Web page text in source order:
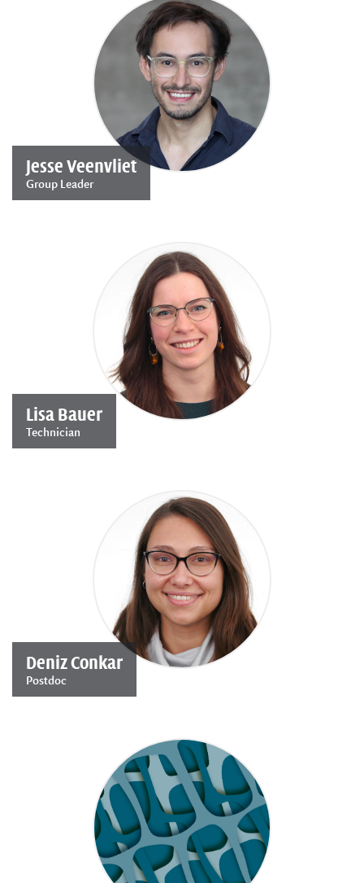
Jesse Veenvliet
Group Leader
Lisa Bauer
Technician
Deniz Conkar
Postdoc